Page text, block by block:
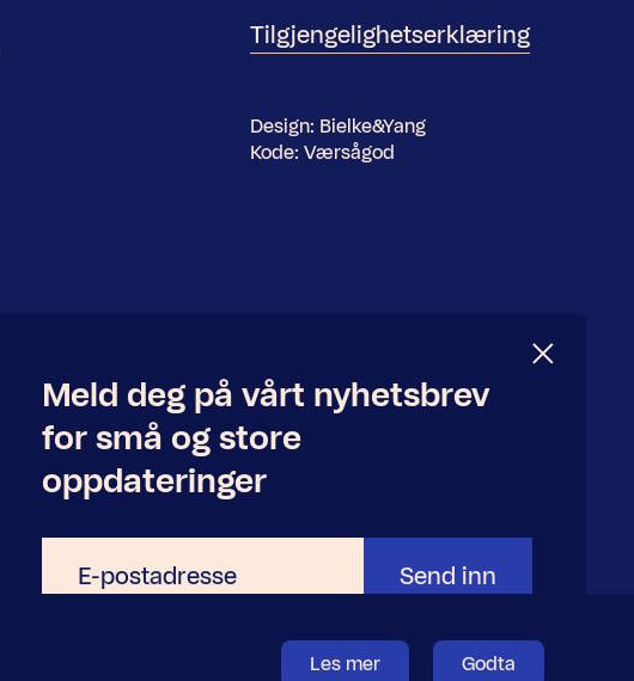
Tilgjengelighetserklæring
Design: Bielke&Yang
Kode: Værsågod
Les mer Godta
Meld deg på vårt nyhetsbrev
for små og store
oppdateringer
postadresse
Send inn